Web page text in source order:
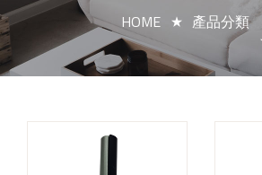
HOME 產品分類